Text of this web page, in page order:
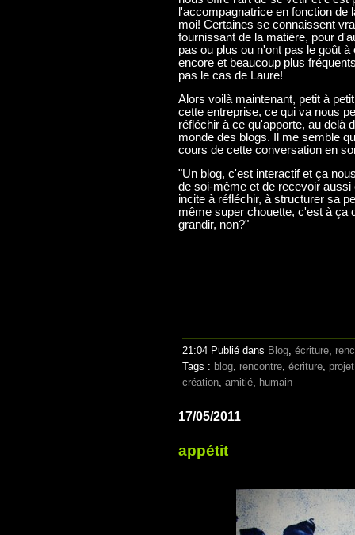
l'accompagnatrice en fonction de
moi! Certaines se connaissent
fournissant de la matière, pour
pas ou plus ou n'ont pas le goût
encore et beaucoup plus
pas le cas de Laure!
Alors voilà maintenant, petit à
cette entreprise, ce qui va nous
réfléchir à ce qu'apporte, au delà
monde des blogs. Il me semble
cours de cette conversation en
"Un blog, c'est interactif et ça
de soi-même et de recevoir
incite à réfléchir, à structurer sa
même super chouette, c'est à ça
grandir, non?"
21:04 Publié dans Blog écriture
Tags : blog rencontre écriture projet
création amitié humain
17/05/2011
appétit